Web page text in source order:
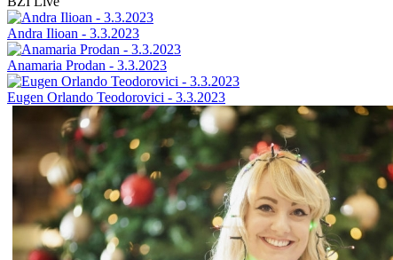
Andra Ilioan - 3.3.2023
Anamaria Prodan - 3.3.2023
Eugen Orlando Teodorovici - 3.3.2023